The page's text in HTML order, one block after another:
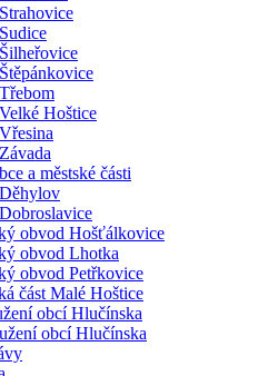
Hoštice
a městské části
obvod Hošťálkovice
obvod Lhotka
obvod Petřkovice
část Malé Hoštice
obcí Hlučínska
obcí Hlučínska